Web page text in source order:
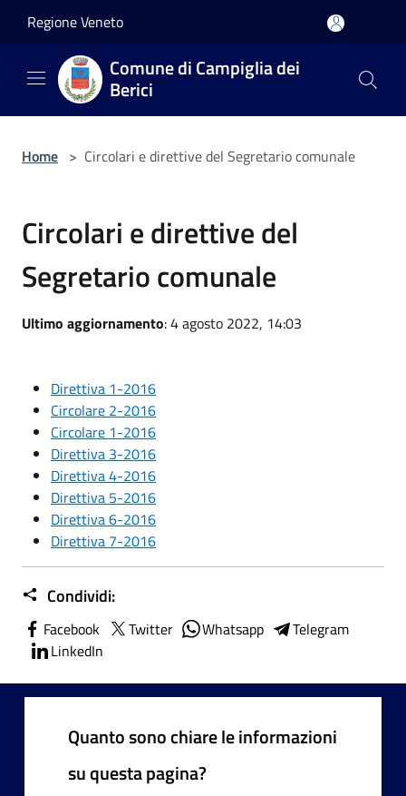
Regione Veneto
Comune di Campiglia dei
Berici
Home > Circolari e direttive del Segretario comunale
Circolari e direttive del
Segretario comunale
Ultimo aggiornamento: 4 agosto 2022, 14:03
Direttiva 1-2016
Circolare 2-2016
Circolare 1-2016
Direttiva 3-2016
Direttiva 4-2016
Direttiva 5-2016
Direttiva 6-2016
Direttiva 7-2016
Condividi:
Facebook Twitter Whatsapp
Telegram
LinkedIn
Quanto sono chiare le informazioni
su questa pagina?